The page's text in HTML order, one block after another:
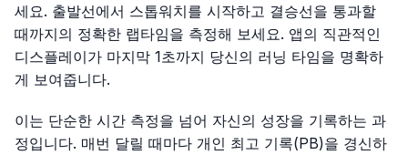
세요. 출발선에서 스톱워치를 시작하고 결승선을 통과할
때까지의 정확한 랩타임을 측정해 보세요. 앱의 직관적인
디스플레이가 마지막 1초까지 당신의 러닝 타임을 명확하
게 보여줍니다.
이는 단순한 시간 측정을 넘어 자신의 성장을 기록하는 과
정입니다. 매번 달릴 때마다 개인 최고 기록(PB)을 경신하